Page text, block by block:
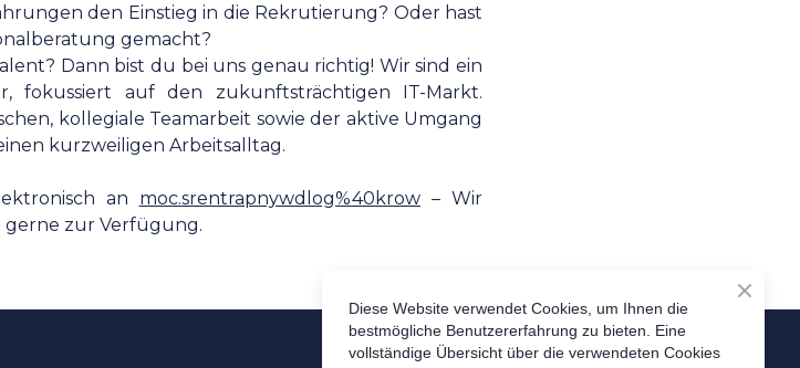
den Einstieg in die Rekrutierung? Oder hast
gemacht?
Dann bist du bei uns genau richtig! Wir sind ein
fokussiert auf den zukunftsträchtigen IT-Markt.
kollegiale Teamarbeit sowie der aktive Umgang
kurzweiligen Arbeitsalltag.
an moc.srentrapnywdlog%40krow– Wir
gerne zur Verfügung.
Diese Website verwendet Cookies, um Ihnen die
bestmögliche Benutzererfahrung zu bieten. Eine
vollständige Übersicht über die verwendeten Cookies